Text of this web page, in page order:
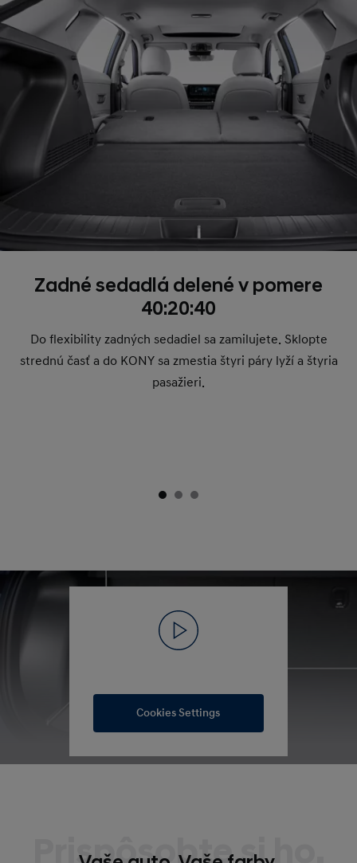
Zadné sedadlá delené v pomere
40:20:40
Do flexibility zadných sedadiel sa zamilujete. Sklopte
strednú časť a do KONY sa zmestia štyri páry lyží a štyria
pasažieri.
Cookies Settings
Prispôsobte si ho.